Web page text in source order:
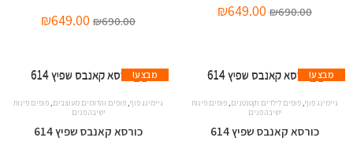
₪690.00
₪649.00
₪690.00
₪649.00
מבצע!
גיימינג פוף, פופים לילדים וקטנטנים, פופים פינות
ישיבה פנים
כורסא קאנבס שפיץ 614
מבצע!
גיימינג פוף, פופים והדומים מעוצבים, פופים פינות
ישיבה פנים
כורסא קאנבס שפיץ 614